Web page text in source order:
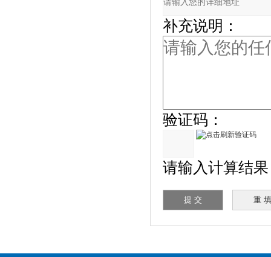
补充说明：
验证码：
请输入计算结果